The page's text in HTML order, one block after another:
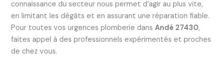
connaissance du secteur nous permet d’agir au plus vite,
en limitant les dégâts et en assurant une réparation fiable.
Pour toutes vos urgences plomberie dans Andé 27430,
faites appel à des professionnels expérimentés et proches
de chez vous.